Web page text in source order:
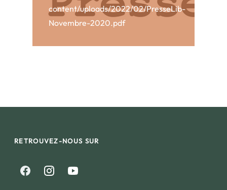
content/uploads/2022/02/PresseLib-
Novembre-2020.pdf
RETROUVEZ-NOUS SUR